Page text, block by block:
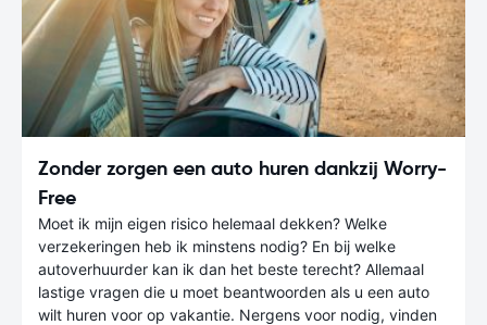
Zonder zorgen een auto huren dankzij Worry-
Free
Moet ik mijn eigen risico helemaal dekken? Welke
verzekeringen heb ik minstens nodig? En bij welke
autoverhuurder kan ik dan het beste terecht? Allemaal
lastige vragen die u moet beantwoorden als u een auto
wilt huren voor op vakantie. Nergens voor nodig, vinden